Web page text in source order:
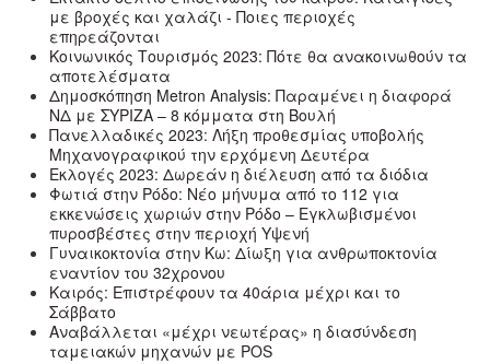
με βροχές και χαλάζι - Ποιες περιοχές
επηρεάζονται
Κοινωνικός Τουρισμός 2023: Πότε θα ανακοινωθούν τα
αποτελέσματα
Δημοσκόπηση Metron Analysis: Παραμένει η διαφορά
ΝΔ με ΣΥΡΙΖΑ – 8 κόμματα στη Βουλή
Πανελλαδικές 2023: Λήξη προθεσμίας υποβολής
Μηχανογραφικού την ερχόμενη Δευτέρα
Εκλογές 2023: Δωρεάν η διέλευση από τα διόδια
Φωτιά στην Ρόδο: Νέο μήνυμα από το 112 για
εκκενώσεις χωριών στην Ρόδο – Εγκλωβισμένοι
πυροσβέστες στην περιοχή Υψενή
Γυναικοκτονία στην Κω: Δίωξη για ανθρωποκτονία
εναντίον του 32χρονου
Καιρός: Επιστρέφουν τα 40άρια μέχρι και το
Σάββατο
Αναβάλλεται «μέχρι νεωτέρας» η διασύνδεση
ταμειακών μηχανών με POS